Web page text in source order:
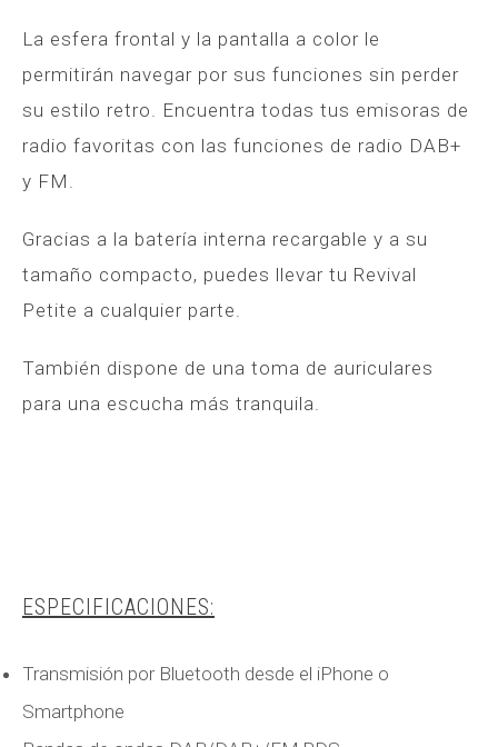
La esfera frontal y la pantalla a color le
permitirán navegar por sus funciones sin perder
su estilo retro. Encuentra todas tus emisoras de
radio favoritas con las funciones de radio DAB+
y FM.
Gracias a la batería interna recargable y a su
tamaño compacto, puedes llevar tu Revival
Petite a cualquier parte.
También dispone de una toma de auriculares
para una escucha más tranquila.
ESPECIFICACIONES:
Transmisión por Bluetooth desde el iPhone o
Smartphone